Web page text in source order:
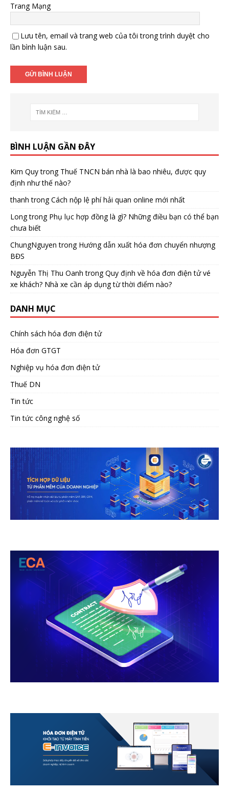
Trang Mạng
Lưu tên, email và trang web của tôi trong trình duyệt cho
lần bình luận sau.
BÌNH LUẬN GẦN ĐÂY
Kim Quytrong Thuế TNCN bán nhà là bao nhiêu, được quy
định như thế nào?
thanh trongCách nộp lệ phí hải quan online mới nhất
Longtrong Phụ lục hợp đồng là gì? Những điều bạn có thể bạn
chưa biết
ChungNguyen trong Hướng dẫn xuất hóa đơn chuyển nhượng
BĐS
Nguyễn Thị Thu Oanh trongQuy định về hóa đơn điện tử vé
xe khách? Nhà xe cần áp dụng từ thời điểm nào?
DANH MỤC
Chính sách hóa đơn điện tử
Hóa đơn GTGT
Nghiệp vụ hóa đơn điện tử
Thuế DN
Tin tức
Tin tức công nghệ số